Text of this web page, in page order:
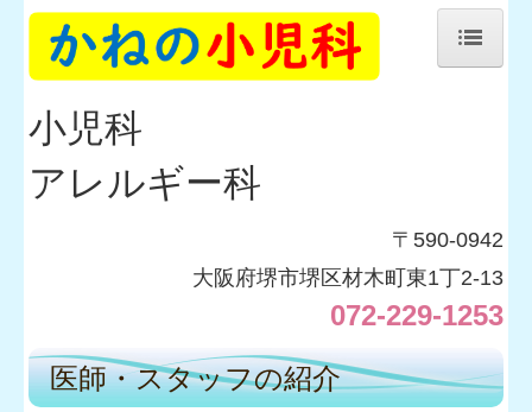
医師の紹介
当院について
小児科
アレルギー科
〒590‐0942
大阪府堺市堺区材木町東1丁2-13
072-229-1253
医師・スタッフの紹介